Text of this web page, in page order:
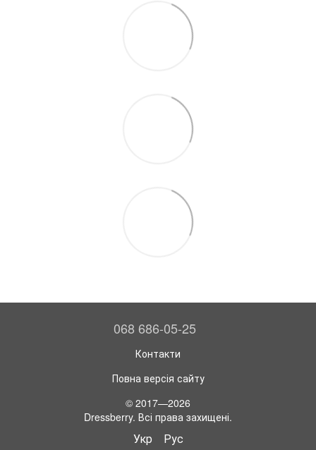
068 686-05-25
Контакти
Повна версія сайту
© 2017—2026
Dressberry. Всі права захищені.
Укр Рус